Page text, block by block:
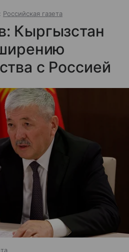
Российская газета
Кыргызстан
с Россией